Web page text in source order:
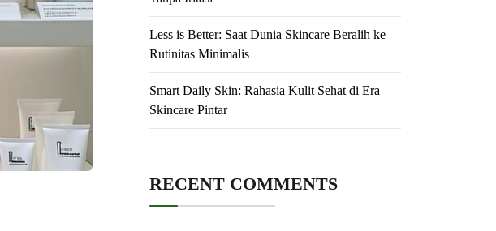
Less is Better: Saat Dunia Skincare Beralih ke
Rutinitas Minimalis
Smart Daily Skin: Rahasia Kulit Sehat di Era
Skincare Pintar
RECENT COMMENTS